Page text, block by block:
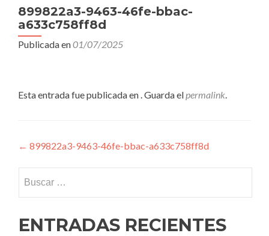
899822a3-9463-46fe-bbac-
a633c758ff8d
Publicada en01/07/2025
Esta entrada fue publicada en . Guarda elpermalink.
Navegación
de
entradas
← 899822a3-9463-46fe-bbac-a633c758ff8d
ENTRADAS RECIENTES